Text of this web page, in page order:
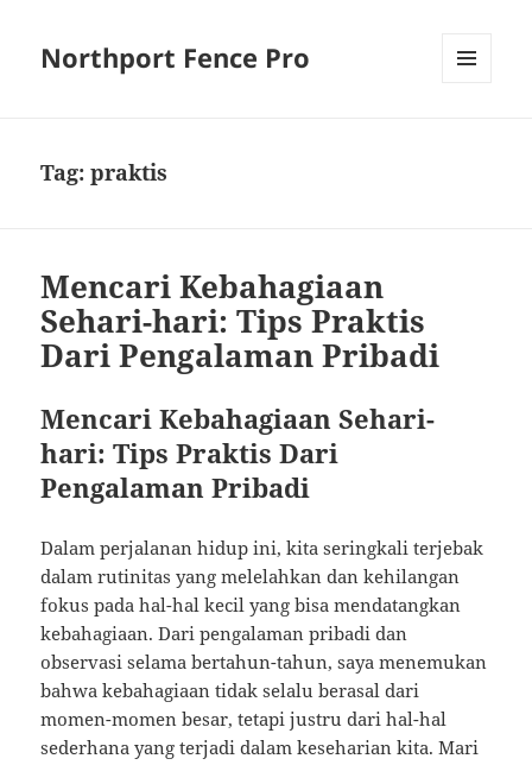
Northport Fence Pro
Tag:praktis
Mencari Kebahagiaan
Sehari-hari: Tips Praktis
Dari Pengalaman Pribadi
Mencari Kebahagiaan Sehari-
hari: Tips Praktis Dari
Pengalaman Pribadi
Dalam perjalanan hidup ini, kita seringkali terjebak
dalam rutinitas yang melelahkan dan kehilangan
fokus pada hal-hal kecil yang bisa mendatangkan
kebahagiaan. Dari pengalaman pribadi dan
observasi selama bertahun-tahun, saya menemukan
bahwa kebahagiaan tidak selalu berasal dari
momen-momen besar, tetapi justru dari hal-hal
sederhana yang terjadi dalam keseharian kita. Mari